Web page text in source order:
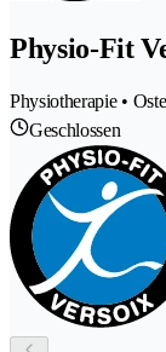
Physio-Fit
Physiotherapie •
Geschlossen